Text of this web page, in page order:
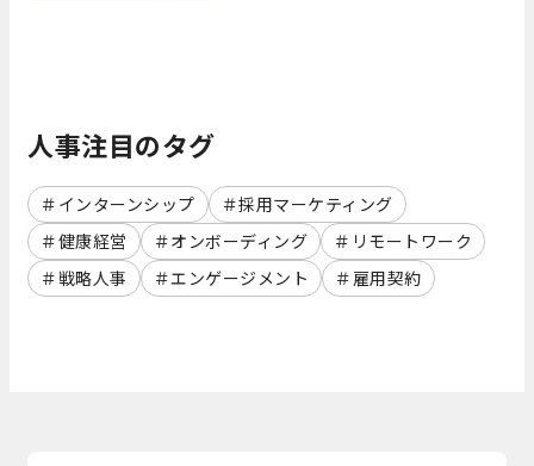
人事注目のタグ
インターンシップ
採用マーケティング
健康経営
オンボーディング
リモートワーク
戦略人事
エンゲージメント 雇用契約